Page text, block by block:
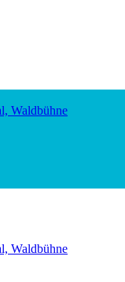
Waldbühne
Waldbühne